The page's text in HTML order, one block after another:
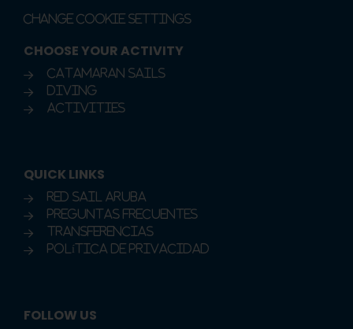
Change Cookie Settings
CHOOSE YOUR ACTIVITY
Catamaran Sails
Diving
Activities
QUICK LINKS
Red Sail Aruba
PREGUNTAS FRECUENTES
Transferencias
Política de privacidad
FOLLOW US